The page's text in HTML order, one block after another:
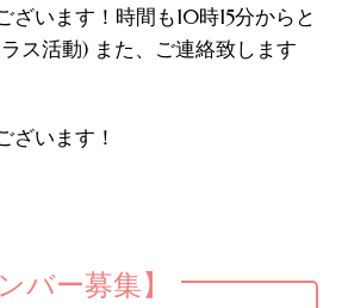
ざいます！時間も10時15分からと
ス活動) また、ご連絡致します
ざいます！
バー募集】